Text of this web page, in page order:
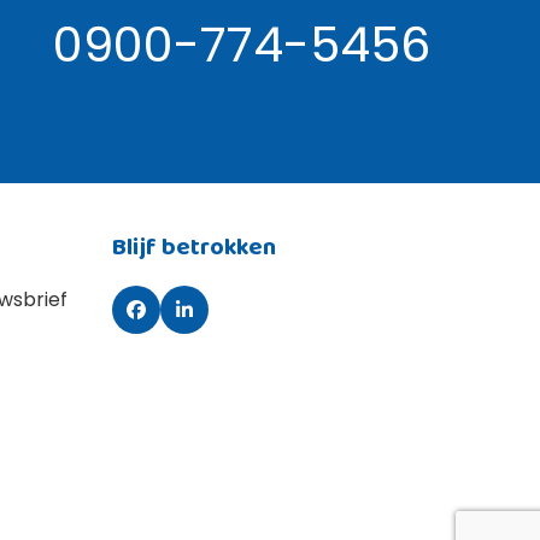
0900-774-5456
Blijf betrokken
FacebookLinkedIn